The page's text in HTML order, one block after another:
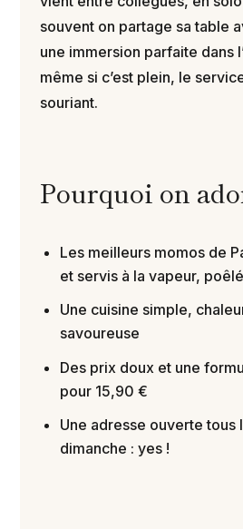
souvent on partage sa table
une immersion parfaite dans
même si c’est plein, le
souriant.
Pourquoi on
Les meilleurs momos de
et servis à la vapeur,
Une cuisine simple,
savoureuse
Des prix doux et une
pour 15,90 €
Une adresse ouverte tous
dimanche : yes !